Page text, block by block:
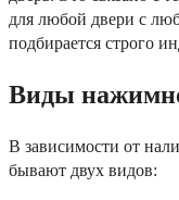
для любой двери с
подбирается строго
Виды
В зависимости от
бывают двух видов: